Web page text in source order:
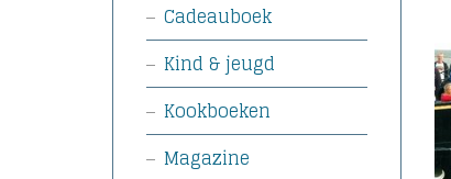
Cadeauboek
Kind & jeugd
Kookboeken
Magazine